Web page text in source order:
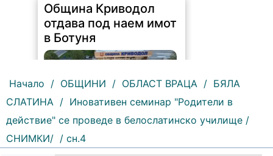
Община Криводол
отдава под наем имот
в Ботуня
ОБЩИНА КРИВОДОЛ ОБЛАСТ
Начало / ОБЩИНИ / ОБЛАСТ ВРАЦА / БЯЛА
СЛАТИНА / Иновативен семинар "Родители в
действие" се проведе в белослатинско училище /
СНИМКИ/ / сн.4